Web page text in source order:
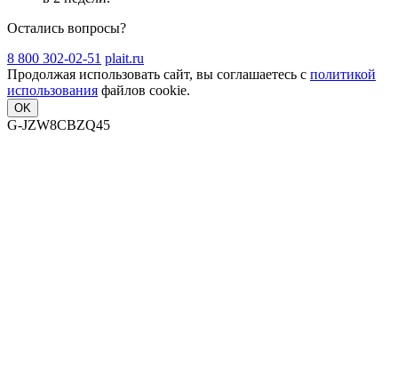
Остались вопросы?
8 800 302-02-51 plait.ru
Продолжая использовать сайт, вы соглашаетесь с политикой
использования файлов cookie.
OK
G-JZW8CBZQ45